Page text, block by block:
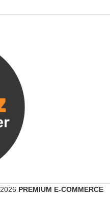
2026 PREMIUM E-COMMERCE